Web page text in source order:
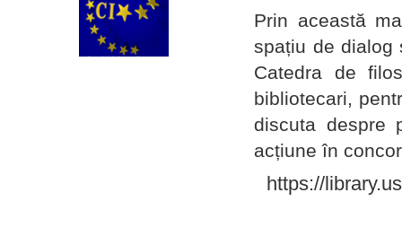
Prin această
spațiu de dialog
Catedra de
bibliotecari,
discuta despre
acțiune în
https://